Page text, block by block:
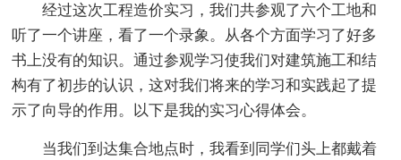
经过这次工程造价实习，我们共参观了六个工地和
听了一个讲座，看了一个录象。从各个方面学习了好多
书上没有的知识。通过参观学习使我们对建筑施工和结
构有了初步的认识，这对我们将来的学习和实践起了提
示了向导的作用。以下是我的实习心得体会。
当我们到达集合地点时，我看到同学们头上都戴着